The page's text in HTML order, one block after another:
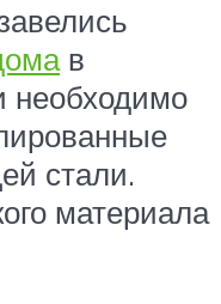
в
необходимо
стали.
материала